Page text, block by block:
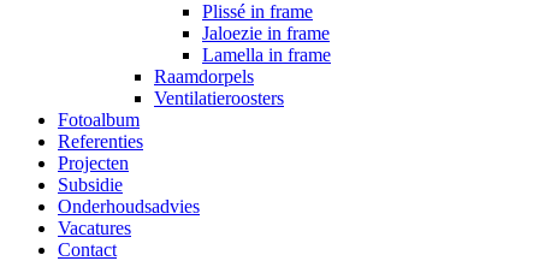
Plissé in frame
Jaloezie in frame
Lamella in frame
Raamdorpels
Ventilatieroosters
Fotoalbum
Referenties
Projecten
Subsidie
Onderhoudsadvies
Vacatures
Contact